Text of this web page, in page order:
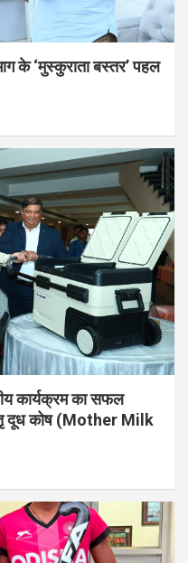
के ‘मुस्कुराता बस्तर’ पहल
कार्यक्रम का सफल
दूध कोष (Mother Milk